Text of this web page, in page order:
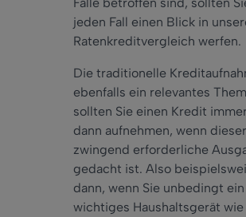
jeden Fall einen Blick in
Ratenkreditvergleich werfen.
Die traditionelle
ebenfalls ein relevantes
sollten Sie einen Kredit
dann aufnehmen, wenn
zwingend erforderliche
gedacht ist. Also
dann, wenn Sie unbedingt ein
wichtiges Haushaltsgerät wie